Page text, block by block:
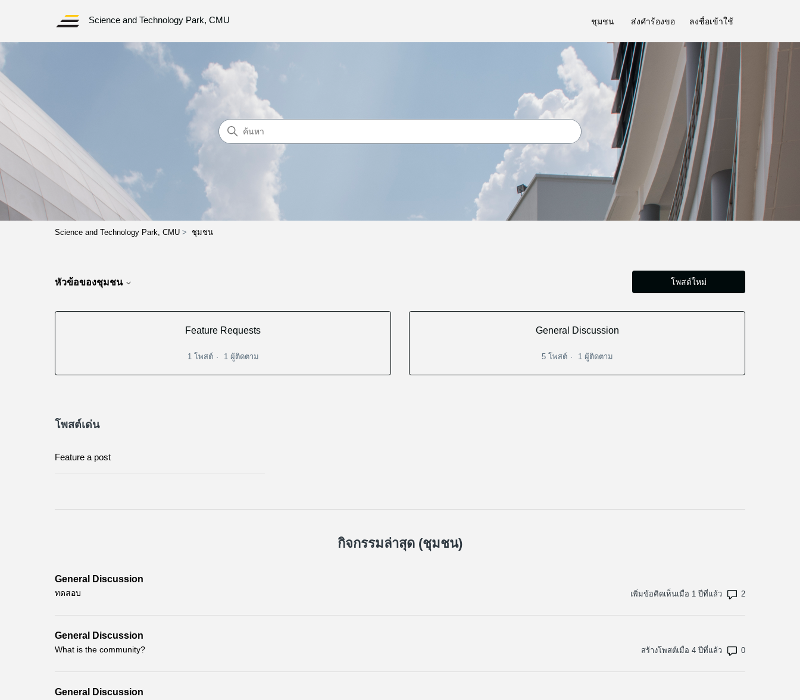
Science and Technology Park, CMU ชุมชน ส่งคำร้องขอ ลงชื่อเข้าใช้
Science and Technology Park, CMU ชุมชน
หัวข้อของชุมชน โพสต์ใหม่
Feature Requests
1 โพสต์ 1 ผู้ติดตาม
General Discussion
5 โพสต์ 1 ผู้ติดตาม
โพสต์เด่น
Feature a post
กิจกรรมล่าสุด (ชุมชน)
General Discussion
ทดสอบ เพิ่มข้อคิดเห็นเมื่อ 1 ปีที่แล้ว จำนวนข้อคิดเห็
General Discussion
What is the community? สร้างโพสต์เมื่อ 4 ปีที่แล้ว จำนวนข้อคิดเห็
General Discussion